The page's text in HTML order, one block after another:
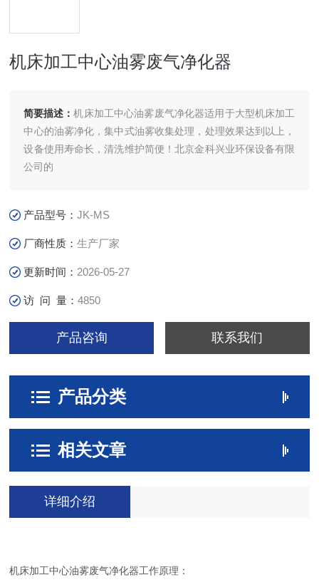
机床加工中心油雾废气净化器
简要描述：机床加工中心油雾废气净化器适用于大型机床加工
中心的油雾净化，集中式油雾收集处理，处理效果达到以上，
设备使用寿命长，清洗维护简便！北京金科兴业环保设备有限
公司的
产品型号：JK-MS
厂商性质：生产厂家
更新时间： 2026-05-27
访 问 量：4850
产品咨询 联系我们
产品分类
相关文章
详细介绍
机床加工中心油雾废气净化器工作原理：